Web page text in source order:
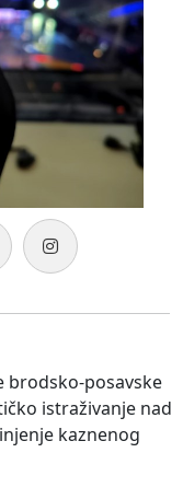
brodsko-posavske
istraživanje nad
kaznenog